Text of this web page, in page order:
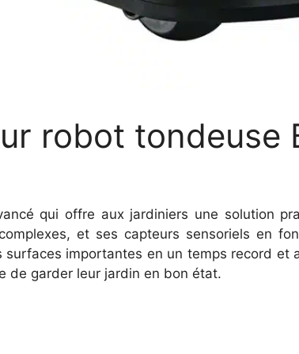
robot tondeuse
qui offre aux jardiniers une solution
et ses capteurs sensoriels en
importantes en un temps record et
de garder leur jardin en bon état.